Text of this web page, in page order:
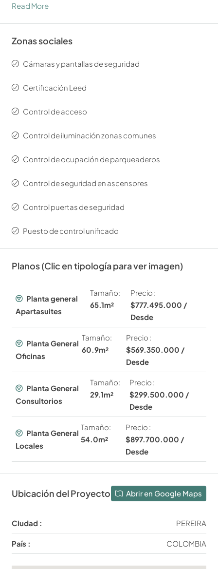
Read More
Zonas sociales
Cámaras y pantallas de seguridad
Certificación Leed
Control de acceso
Control de iluminación zonas comunes
Control de ocupación de parqueaderos
Control de seguridad en ascensores
Control puertas de seguridad
Puesto de control unificado
Planos (Clic en tipología para ver imagen)
Planta general
Apartasuites
Tamaño:
65.1m²
Precio :
$777.495.000 /
Desde
Planta General
Oficinas
Tamaño:
60.9m²
Precio :
$569.350.000 /
Desde
Planta General
Consultorios
Tamaño:
29.1m²
Precio :
$299.500.000 /
Desde
Planta General
Locales
Tamaño:
54.0m²
Precio :
$897.700.000 /
Desde
Ubicación del Proyecto Abrir en Google Maps
Ciudad : PEREIRA
País : COLOMBIA